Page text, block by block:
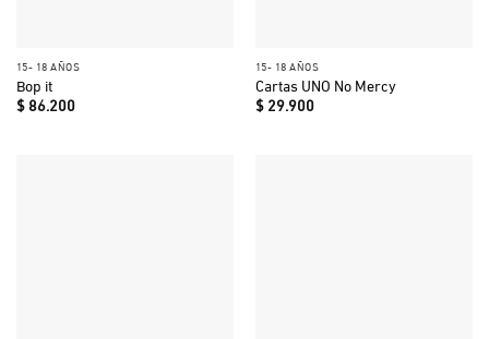
15- 18 AÑOS
Bop it
$86.200
15- 18 AÑOS
Cartas UNO No Mercy
$29.900